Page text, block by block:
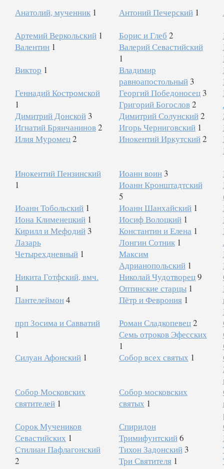
Анатолий, мученник 1 Антоний Печерский 1
Артемий Веркольский 1 Борис и Глеб 2
Валентин 1
Валерий Севастийский
1
Виктор 1
Владимир
равноапостольный 3
Геннадий Костромской
1
Георгий Победоносец 3
Григорий Богослов2
Димитрий Донской 3 Димитрий Солунский2
Игнатий Брянчанинов2 Игорь Черниговский 1
Илия Муромец2 Инокентий Иркутский2
Инокентий Пензинский
1
Иоанн воин 3
Иоанн Кронштадтский
5
Иоанн Тобольский 1 Иоанн Шанхайский 1
Иона Клименецкий 1 Иосиф Волоцкий 1
Кирилл и Мефодий 3 Константин и Елена 1
Лазарь
Четырехдневный 1
Лонгин Сотник 1
Максим
Адрианопольский 1
Никита Готфский, вмч.
1
Николай Чудотворец9
Оптинские старцы 1
Пантелеймон4 Пётр и Феврония 1
прп Зосима и Савватий
1
Роман Сладкопевец2
Семь отроков Эфесских
1
Силуан Афонский 1 Собор всех святых 1
Собор Московских
святителей 1
Собор московских
святых 1
Сорок Мучеников
Севастийских 1
Спиридон
Тримифунтский6
Стилиан Пафлагонский
2
Тихон Задонский 3
Три Святителя 1